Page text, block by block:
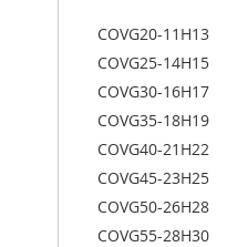
COVG20-11H13
COVG25-14H15
COVG30-16H17
COVG35-18H19
COVG40-21H22
COVG45-23H25
COVG50-26H28
COVG55-28H30